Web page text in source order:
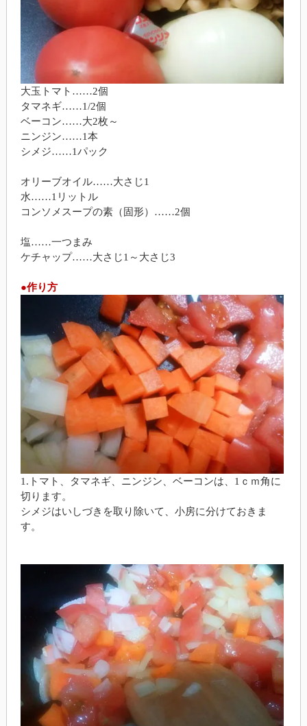
大玉トマト……2個
タマネギ……1/2個
ベーコン……大2枚～
ニンジン……1本
シメジ……1パック
オリーブオイル……大さじ1
水……1リットル
コンソメスープの素（固形）……2個
塩……一つまみ
ケチャップ……大さじ1～大さじ3
●作り方
1.トマト、タマネギ、ニンジン、ベーコンは、1ｃｍ角に
切ります。
シメジはいしづきを取り除いて、小房に分けておきま
す。